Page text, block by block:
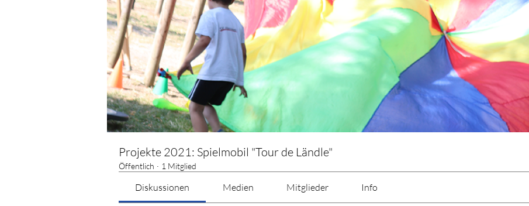
Projekte 2021: Spielmobil "Tour de Ländle"
Öffentlich · 1 Mitglied
Diskussionen Medien Mitglieder Info